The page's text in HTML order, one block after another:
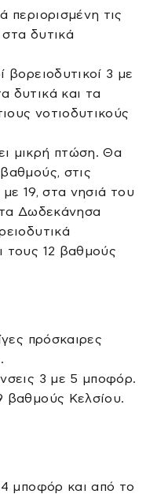
περιορισμένη τις
δυτικά
βορειοδυτικοί 3 με
δυτικά και τα
νοτιοδυτικούς
μικρή πτώση. Θα
στις
με 19, στα νησιά του
Δωδεκάνησα
τους 12 βαθμούς
πρόσκαιρες
3 με 5 μποφόρ.
βαθμούς Κελσίου.
4 μποφόρ και από το